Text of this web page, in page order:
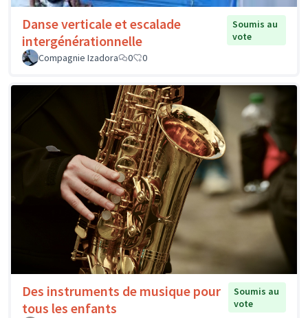
Danse verticale et escalade
intergénérationnelle
Soumis au
vote
Compagnie Izadora
0 0
Des instruments de musique pour
tous les enfants
Soumis au
vote